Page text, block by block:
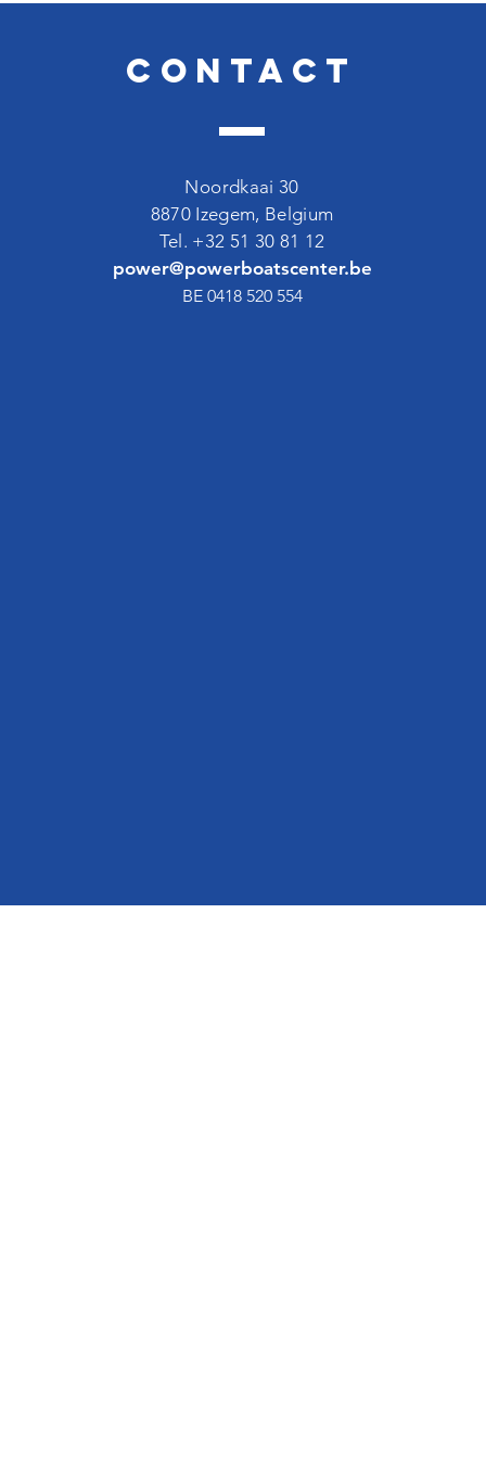
Contact
Noordkaai 30
8870 Izegem, Belgium
Tel. +32 51 30 81 12
power@powerboatscenter.be
BE 0418 520 554